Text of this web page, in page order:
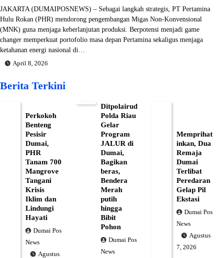
JAKARTA (DUMAIPOSNEWS) – Sebagai langkah strategis, PT Pertamina
Hulu Rokan (PHR) mendorong pengembangan Migas Non-Konvensional
(MNK) guna menjaga keberlanjutan produksi. Berpotensi menjadi game
changer memperkuat portofolio masa depan Pertamina sekaligus menjaga
ketahanan energi nasional di…
April 8, 2026
Berita Terkini
Perkokoh
Benteng
Pesisir
Dumai,
PHR
Tanam 700
Mangrove
Tangani
Krisis
Iklim dan
Lindungi
Hayati
Dumai Pos
News
Agustus
Ditpolairud
Polda Riau
Gelar
Program
JALUR di
Dumai,
Bagikan
beras,
Bendera
Merah
putih
hingga
Bibit
Pohon
Dumai Pos
News
Memprihat
inkan, Dua
Remaja
Dumai
Terlibat
Peredaran
Gelap Pil
Ekstasi
Dumai Pos
News
Agustus
7, 2026